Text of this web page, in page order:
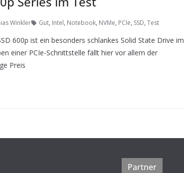
Winkler Gut, Intel, Notebook, NVMe, PCIe, SSD, Test
600p ist ein besonders schlankes Solid State Drive im
einer PCIe-Schnittstelle fällt hier vor allem der
Preis
Partner